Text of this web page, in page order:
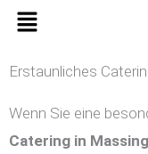
Menü
Erstaunliches
Wenn Sie eine
Catering in Massing